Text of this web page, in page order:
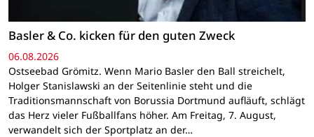
Basler & Co. kicken für den guten Zweck
06.08.2026
Ostseebad Grömitz. Wenn Mario Basler den Ball streichelt,
Holger Stanislawski an der Seitenlinie steht und die
Traditionsmannschaft von Borussia Dortmund aufläuft, schlägt
das Herz vieler Fußballfans höher. Am Freitag, 7. August,
verwandelt sich der Sportplatz an der…